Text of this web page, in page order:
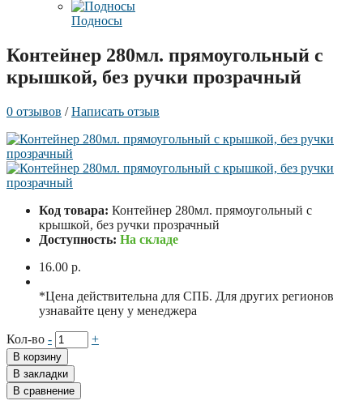
Подносы
Контейнер 280мл. прямоугольный с
крышкой, без ручки прозрачный
0 отзывов /Написать отзыв
Код товара: Контейнер 280мл. прямоугольный с
крышкой, без ручки прозрачный
Доступность: На складе
16.00 р.
*Цена действительна для СПБ. Для других регионов
узнавайте цену у менеджера
Кол-во - +
В корзину
В закладки
В сравнение